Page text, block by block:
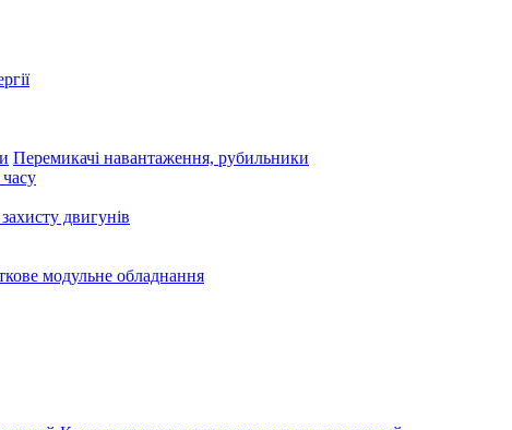
Перемикачі навантаження, рубильники
двигунів
модульне обладнання